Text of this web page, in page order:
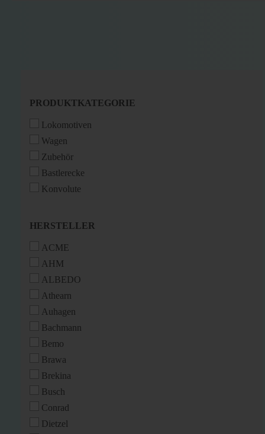
PRODUKTKATEGORIE
PRODUKTKATEGORIE
Lokomotiven
Wagen
Zubehör
Bastlerecke
Konvolute
HERSTELLER
HERSTELLER
ACME
AHM
ALBEDO
Athearn
Auhagen
Bachmann
Bemo
Brawa
Brekina
Busch
Conrad
Dietzel